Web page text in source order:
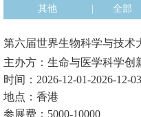
其他
全部
第六届世界生物科学与技术
主办方：生命与医学科学创
时间：2026-12-01-2026-12-03
地点：香港
参展费：5000-10000